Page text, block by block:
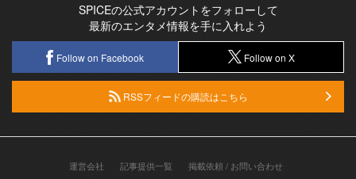
SPICEの公式アカウントをフォローして
最新のエンタメ情報を手に入れよう
Follow on Facebook Follow on X
RSSフィードの購読はこちら
運営会社 記事提供一覧 掲載依頼 / お問い合わせ